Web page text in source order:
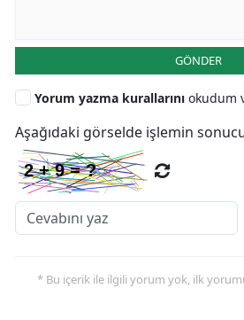
GÖNDER
Yorum yazma kurallarını okudum
Aşağıdaki görselde işlemin
* Bu içerik ile ilgili yorum yok, ilk